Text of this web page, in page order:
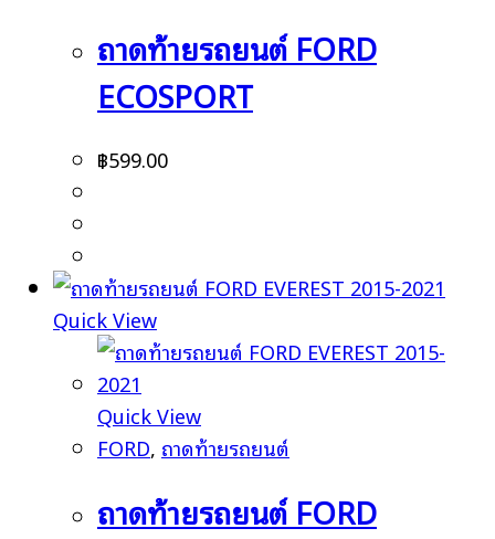
ถาดท้ายรถยนต์ FORD
ECOSPORT
฿599.00
Quick View
Quick View
FORD, ถาดท้ายรถยนต์
ถาดท้ายรถยนต์ FORD